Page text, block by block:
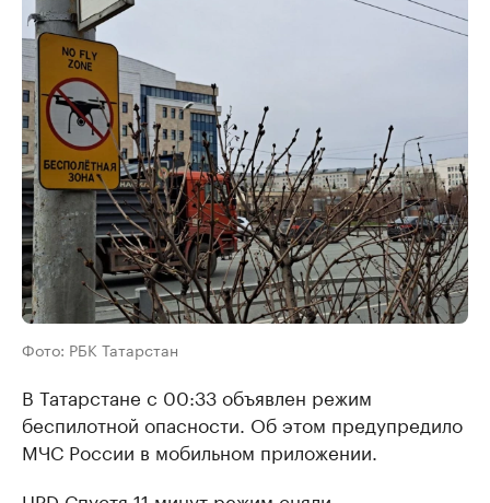
Фото: РБК Татарстан
В Татарстане с 00:33 объявлен режим
беспилотной опасности. Об этом предупредило
МЧС России в мобильном приложении.